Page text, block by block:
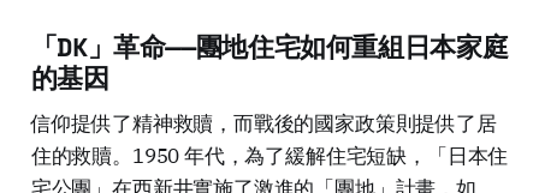
「DK」革命——團地住宅如何重組日本家庭
的基因
信仰提供了精神救贖，而戰後的國家政策則提供了居
住的救贖。1950 年代，為了緩解住宅短缺，「日本住